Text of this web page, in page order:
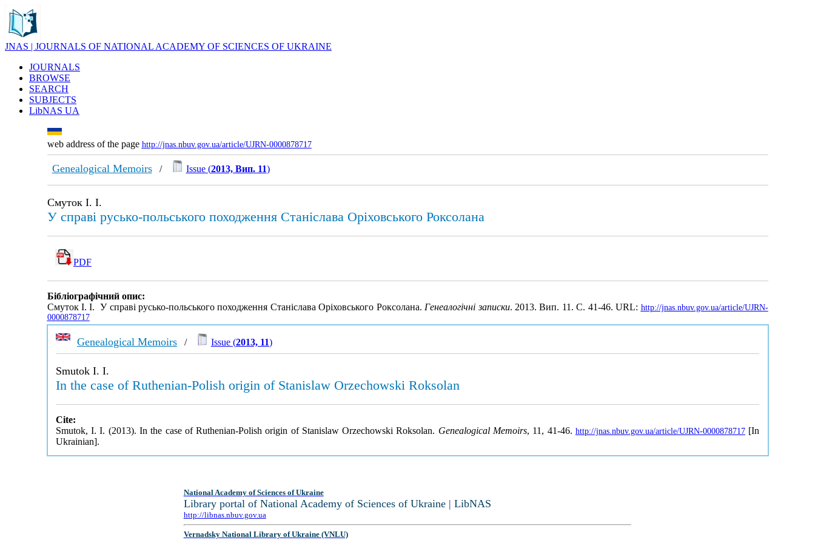
JNAS | JOURNALS OF NATIONAL ACADEMY OF SCIENCES OF UKRAINE
JOURNALS
BROWSE
SEARCH
SUBJECTS
LibNAS UA
web address of the page http://jnas.nbuv.gov.ua/article/UJRN-0000878717
Genealogical Memoirs/ Issue (2013, Вип. 11)
Смуток І. І.
У справі русько-польського походження Станіслава Оріховського Роксолана
PDF
Бібліографічний опис:
Смуток І. І. У справі русько-польського походження Станіслава Оріховського Роксолана.Генеалогічні записки. 2013. Вип. 11. С. 41-46. URL: http://jnas.nbuv.gov.ua/article/UJRN-
0000878717
Genealogical Memoirs/ Issue (2013, 11)
Smutok I. I.
In the case of Ruthenian-Polish origin of Stanislaw Orzechowski Roksolan
Cite:
Smutok, I. I. (2013). In the case of Ruthenian-Polish origin of Stanislaw Orzechowski Roksolan. Genealogical Memoirs, 11, 41-46. http://jnas.nbuv.gov.ua/article/UJRN-0000878717[In
Ukrainian].
National Academy of Sciences of Ukraine
Library portal of National Academy of Sciences of Ukraine | LibNAS
http://libnas.nbuv.gov.ua
Vernadsky National Library of Ukraine (VNLU)